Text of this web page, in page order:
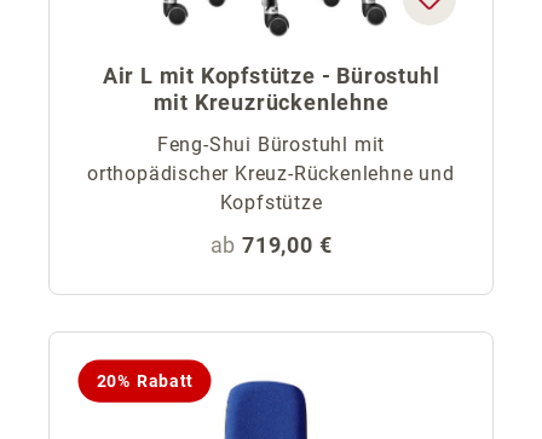
Air L mit Kopfstütze - Bürostuhl
mit Kreuzrückenlehne
Feng-Shui Bürostuhl mit
orthopädischer Kreuz-Rückenlehne und
Kopfstütze
Regulärer Preis:
ab 719,00 €
20% Rabatt